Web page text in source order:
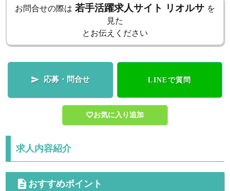
お問合せの際は 若手活躍求人サイト リオルサ を
見た
とお伝えください
 応募・問合せ LINEで質問
お気に入り追加
求人内容紹介
cdescription おすすめポイント